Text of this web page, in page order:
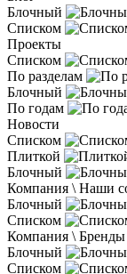
Блочный
Списком
Проекты
Списком
По разделам
Блочный
По годам
Новости
Списком
Плиткой
Блочный
Компания \ Наши
Блочный
Списком
Компания \ Бренды
Блочный
Списком